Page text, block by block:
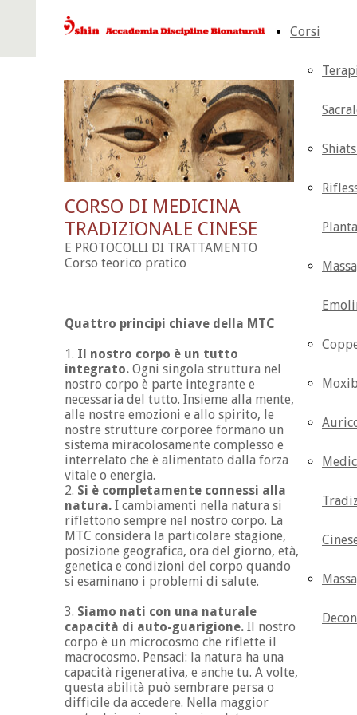
Corsi
CORSO DI MEDICINA
TRADIZIONALE CINESE
E PROTOCOLLI DI TRATTAMENTO
Corso teorico pratico
Quattro principi chiave della MTC
1. Il nostro corpo è un tutto
integrato. Ogni singola struttura nel
nostro corpo è parte integrante e
necessaria del tutto. Insieme alla mente,
alle nostre emozioni e allo spirito, le
nostre strutture corporee formano un
sistema miracolosamente complesso e
interrelato che è alimentato dalla forza
vitale o energia.
2. Si è completamente connessi alla
natura. I cambiamenti nella natura si
riflettono sempre nel nostro corpo. La
MTC considera la particolare stagione,
posizione geografica, ora del giorno, età,
genetica e condizioni del corpo quando
si esaminano i problemi di salute.
3. Siamo nati con una naturale
capacità di auto-guarigione. Il nostro
corpo è un microcosmo che riflette il
macrocosmo. Pensaci: la natura ha una
capacità rigenerativa, e anche tu. A volte,
questa abilità può sembrare persa o
difficile da accedere. Nella maggior